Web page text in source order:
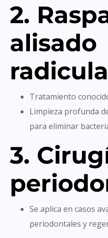
2.
alisado
Tratamiento
Limpieza profunda
para eliminar
3.
Se aplica en casos
periodontales y